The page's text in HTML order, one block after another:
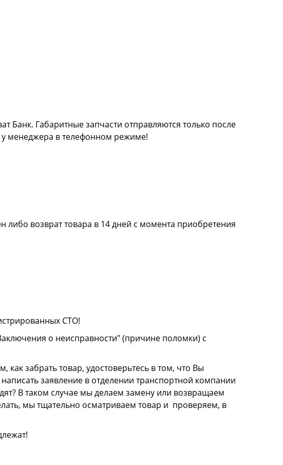
Банк. Габаритные запчасти отправляются только после
у менеджера в телефонном режиме!
возврат товара в 14 дней с момента приобретения
СТО!
о неисправности" (причине поломки) с
забрать товар, удостоверьтесь в том, что Вы
заявление в отделении транспортной компании
В таком случае мы делаем замену или возвращаем
мы тщательно осматриваем товар и проверяем, в